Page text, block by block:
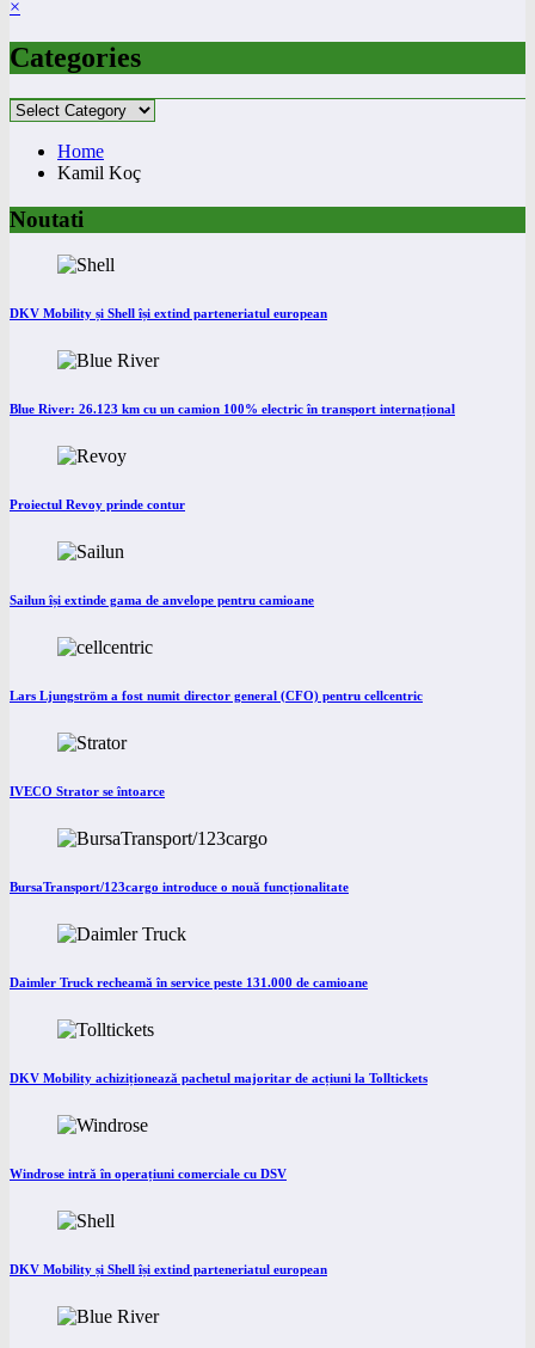
×
Categories
Categories
Home
Kamil Koç
Noutati
DKV Mobility și Shell își extind parteneriatul european
Blue River: 26.123 km cu un camion 100% electric în transport internațional
Proiectul Revoy prinde contur
Sailun își extinde gama de anvelope pentru camioane
Lars Ljungström a fost numit director general (CFO) pentru cellcentric
IVECO Strator se întoarce
BursaTransport/123cargo introduce o nouă funcționalitate
Daimler Truck recheamă în service peste 131.000 de camioane
DKV Mobility achiziționează pachetul majoritar de acțiuni la Tolltickets
Windrose intră în operațiuni comerciale cu DSV
DKV Mobility și Shell își extind parteneriatul european